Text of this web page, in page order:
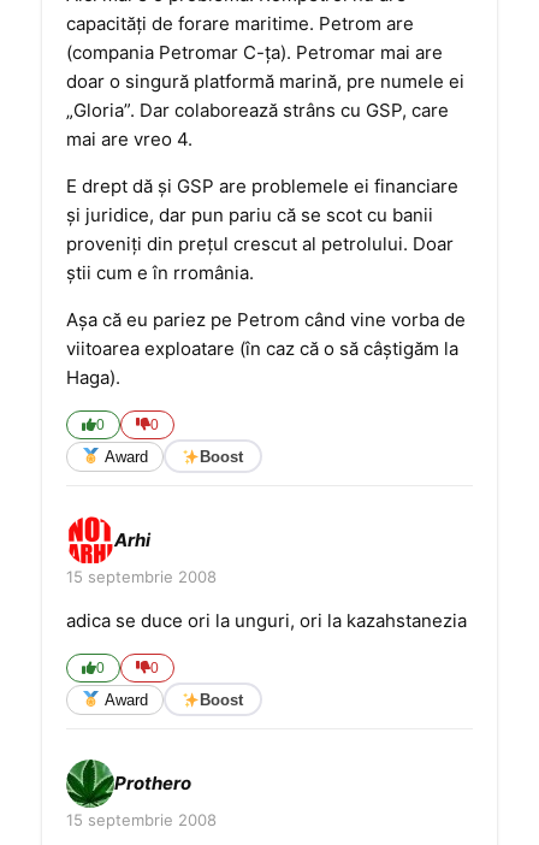
capacităţi de forare maritime. Petrom are
(compania Petromar C-ţa). Petromar mai are
doar o singură platformă marină, pre numele ei
„Gloria”. Dar colaborează strâns cu GSP, care
mai are vreo 4.
E drept dă şi GSP are problemele ei financiare
şi juridice, dar pun pariu că se scot cu banii
proveniţi din preţul crescut al petrolului. Doar
ştii cum e în rromânia.
Aşa că eu pariez pe Petrom când vine vorba de
viitoarea exploatare (în caz că o să câştigăm la
Haga).
0 0
Award Boost
Arhi
15 septembrie 2008
adica se duce ori la unguri, ori la kazahstanezia
0 0
Award Boost
Prothero
15 septembrie 2008